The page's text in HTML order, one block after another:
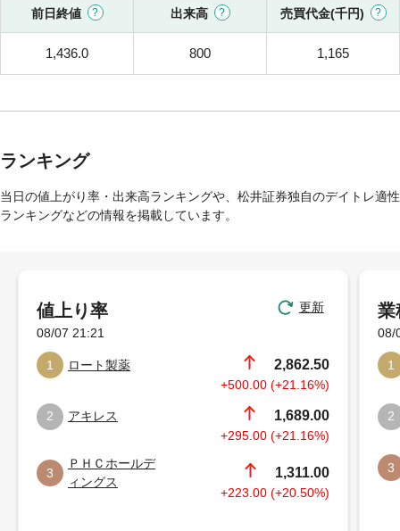
前日終値 出来高 売買代金(千円)
1,436.0 800 1,165
ランキング
当日の値上がり率・出来高ランキングや、松井証券独自のデイトレ適性
ランキングなどの情報を掲載しています。